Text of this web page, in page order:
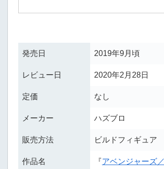
発売日 2019年9月頃
レビュー日 2020年2月28日
定価 なし
メーカー ハズブロ
販売方法 ビルドフィギュア
作品名 『アベンジャーズ